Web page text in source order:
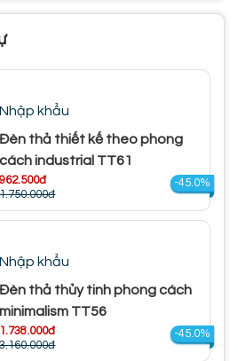
Nhập khẩu
Đèn thả thiết kế theo phong
cách industrial TT61
962.500đ
1.750.000đ
-45.0%
Nhập khẩu
Đèn thả thủy tinh phong cách
minimalism TT56
1.738.000đ
3.160.000đ
-45.0%